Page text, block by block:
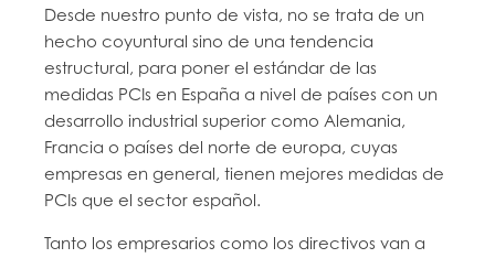
Desde nuestro punto de vista, no se trata de un
hecho coyuntural sino de una tendencia
estructural, para poner el estándar de las
medidas PCIs en España a nivel de países con un
desarrollo industrial superior como Alemania,
Francia o países del norte de europa, cuyas
empresas en general, tienen mejores medidas de
PCIs que el sector español.
Tanto los empresarios como los directivos van a